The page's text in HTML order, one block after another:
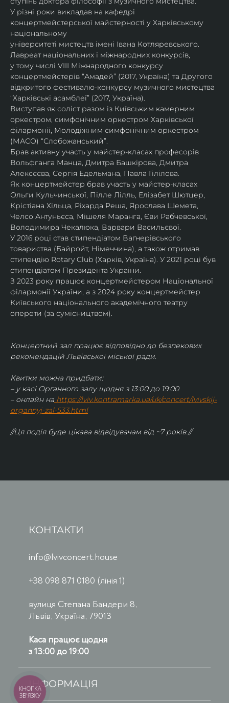
У різні роки викладав на кафедрі
концертмейстерської майстерності у Харківському
національному
університеті мистецтв імені Івана Котляревського.
Лавреат національних і міжнародних конкурсів,
у тому числі VIII Міжнародного конкурсу
концертмейстерів “Амадей” (2017, Україна) та Другого
відкритого фестивалю-конкурсу музичного мистецтва
“Харківські асамблеї” (2017, Україна).
Виступав як соліст разом із Київським камерним
оркестром, симфонічним оркестром Харківської
філармонії, Молодіжним симфонічним оркестром
(МАСО) “Слобожанський”.
Брав активну участь у майстер-класах професорів
Вольфганга Манца, Дмитра Башкірова, Дмитра
Алексєєва, Сергія Едельмана, Павла Гілілова.
Як концертмейстер брав участь у майстер-класах
Ольги Кульчинської, Пілле Лілль, Елізабет Шютцер,
Крістіана Хільца, Ріхарда Реша, Ярослава Шемета,
Челсо Антуньєса, Мішеля Маранга, Єви Рабчевської,
Володимира Чекалюка, Варвари Васильєвої.
У 2016 році став стипендіатом Ваґнерівського
товариства (Байройт, Німеччина), а також отримав
стипендію Rotary Club (Харків, Україна). У 2021 році був
стипендіатом Президента України.
З 2023 року працює концертмейстером Національної
філармонії України, а з 2024 року концертмейстер
Київського національного академічного театру
оперети (за сумісництвом).
Концертний зал працює відповідно до безпекових
рекомендацій Львівської міської ради.
Квитки можна придбати:
– у касі Органного залу щодня з 13:00 до 19:00
– онлайн на https://lviv.kontramarka.ua/uk/concert/lvivskij-
organnyj-zal-533.html
//Ця подія буде цікава відвідувачам від ~7 років.//
КОНТАКТИ
info@lvivconcert.house
+38 098 871 0180 (лінія 1)
вулиця Степана Бандери 8,
Львів, Україна, 79013
Каса працює щодня
з 13:00 до 19:00
ІНФОРМАЦІЯ
КНОПКА
ЗВ'ЯЗКУ